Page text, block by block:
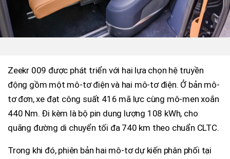
Zeekr 009 được phát triển với hai lựa chọn hệ truyền
động gồm một mô-tơ điện và hai mô-tơ điện. Ở bản mô-
tơ đơn, xe đạt công suất 416 mã lực cùng mô-men xoắn
440 Nm. Đi kèm là bộ pin dung lượng 108 kWh, cho
quãng đường di chuyển tối đa 740 km theo chuẩn CLTC.
Trong khi đó, phiên bản hai mô-tơ dự kiến phân phối tại